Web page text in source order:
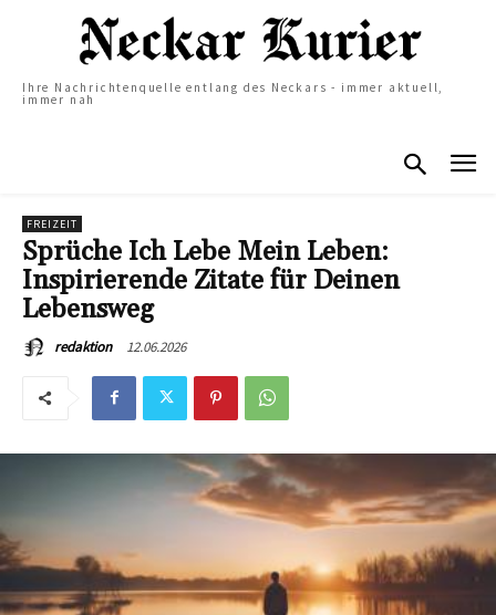
Ihre Nachrichtenquelle entlang des Neckars - immer aktuell,
immer nah
FREIZEIT
Sprüche Ich Lebe Mein Leben:
Inspirierende Zitate für Deinen
Lebensweg
redaktion 12.06.2026